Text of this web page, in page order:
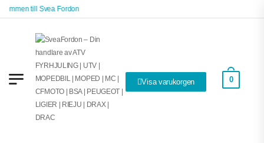
till Svea Fordon
Visa varukorgen 0